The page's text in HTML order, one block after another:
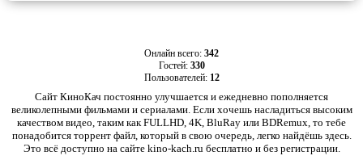
Онлайн всего: 342
Гостей: 330
Пользователей: 12
Сайт КиноКач постоянно улучшается и ежедневно пополняется
великолепными фильмами и сериалами. Если хочешь насладиться высоким
качеством видео, таким как FULLHD, 4K, BluRay или BDRemux, то тебе
понадобится торрент файл, который в свою очередь, легко найдёшь здесь.
Это всё доступно на сайте kino-kach.ru бесплатно и без регистрации.